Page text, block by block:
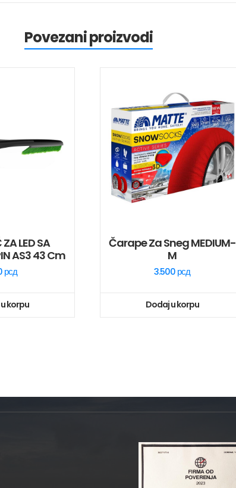
Povezani proizvodi
LED SA
AS3 43 Cm
рсд
korpu
Čarape Za Sneg MEDIUM-
M
3.500 рсд
Dodaj u korpu